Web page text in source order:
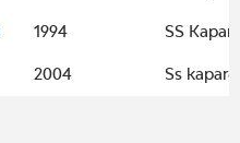
1994 SS
2004 Ss